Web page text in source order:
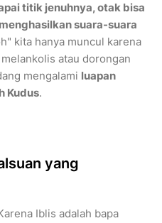
titik jenuhnya, otak bisa
suara-suara
kita hanya muncul karena
atau dorongan
mengalami luapan
Kudus.
yang
Iblis adalah bapa